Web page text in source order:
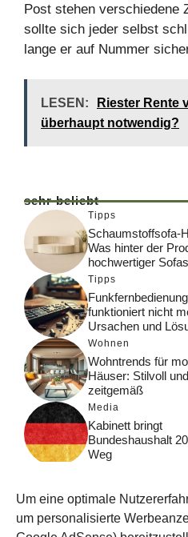
Um eine optimale
um personalisierte
Post stehen verschiedene
sollte sich jeder selbst
lange er auf Nummer
LESEN:
Riester Rente
überhaupt notwendig?
sehr beliebt
Tipps
Schaumstoffsofa-
Was hinter der
hochwertiger
Tipps
Funkfernbedienung
funktioniert nicht
Ursachen und
Wohnen
Wohntrends für
Häuser: Stilvoll und
zeitgemäß
Media
Kabinett bringt
Bundeshaushalt
Weg
Funktionsweise,
und Rankinglogik